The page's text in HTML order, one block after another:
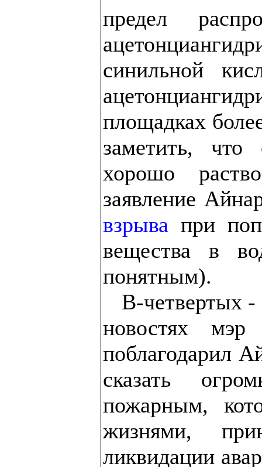
предел
синильной
площадках
заметить, что
хорошо
заявление
взрыва при
вещества в
понятным).
В-четвертых -
новостях
поблагодарил
сказать
пожарным,
жизнями,
ликвидации